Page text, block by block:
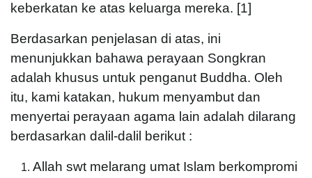
keberkatan ke atas keluarga mereka. [1]
Berdasarkan penjelasan di atas, ini
menunjukkan bahawa perayaan Songkran
adalah khusus untuk penganut Buddha. Oleh
itu, kami katakan, hukum menyambut dan
menyertai perayaan agama lain adalah dilarang
berdasarkan dalil-dalil berikut :
Allah swt melarang umat Islam berkompromi